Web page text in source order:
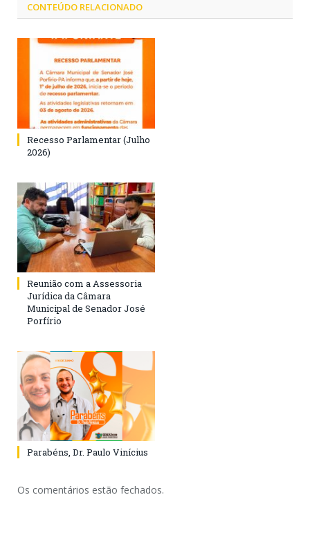
CONTEÚDO RELACIONADO
Recesso Parlamentar (Julho
2026)
Reunião com a Assessoria
Jurídica da Câmara
Municipal de Senador José
Porfírio
Parabéns, Dr. Paulo Vinícius
Os comentários estão fechados.